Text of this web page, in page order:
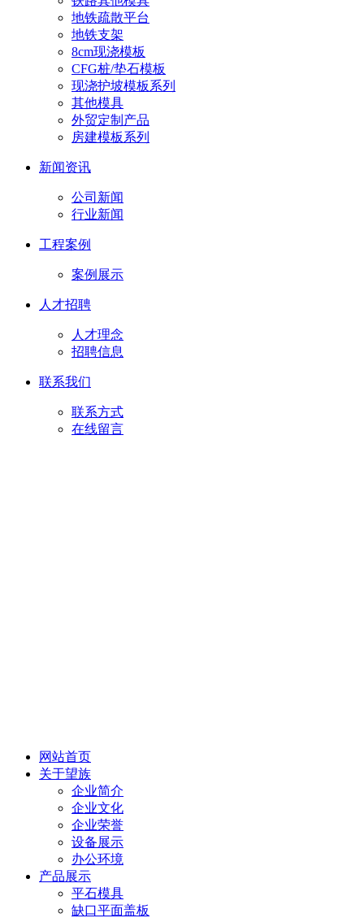
地铁疏散平台
地铁支架
8cm现浇模板
CFG桩/垫石模板
现浇护坡模板系列
其他模具
外贸定制产品
房建模板系列
新闻资讯
公司新闻
行业新闻
工程案例
案例展示
人才招聘
人才理念
招聘信息
联系我们
联系方式
在线留言
网站首页
关于望族
企业简介
企业文化
企业荣誉
设备展示
办公环境
产品展示
平石模具
缺口平面盖板